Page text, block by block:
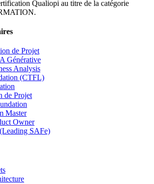
Qualiopi au titre de la catégorie
de Projet
Générative
Analysis
(CTFL)
de Projet
Master
Owner
SAFe)